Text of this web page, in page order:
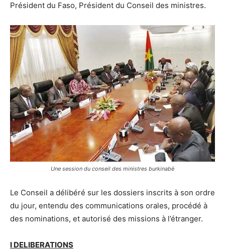
Président du Faso, Président du Conseil des ministres.
Une session du conseil des ministres burkinabè
Le Conseil a délibéré sur les dossiers inscrits à son ordre
du jour, entendu des communications orales, procédé à
des nominations, et autorisé des missions à l’étranger.
I DELIBERATIONS